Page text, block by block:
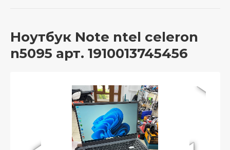
Ноутбук Note ntel celeron
n5095 арт. 1910013745456